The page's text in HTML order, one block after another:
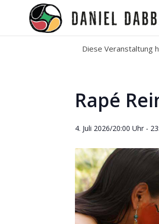
Diese Veranstaltung
Rapé
4. Juli 2026/20:00 Uhr -